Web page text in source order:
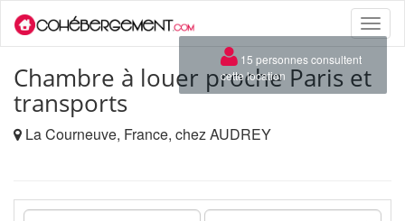
Toggle
Chambre à louer proche Paris et
transports
La Courneuve, France, chez AUDREY
×
15 personnes consultent
cette location